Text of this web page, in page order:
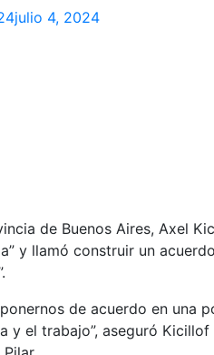
julio 4, 2024
de Buenos Aires, Axel
y llamó construir un
de acuerdo en una
y el trabajo”, aseguró